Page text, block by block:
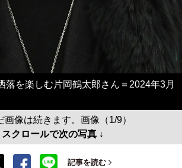
落を楽しむ片岡鶴太郎さん＝2024年3月
画像は続きます。画像（1/9）
スクロールで次の写真 ↓
記事を読む